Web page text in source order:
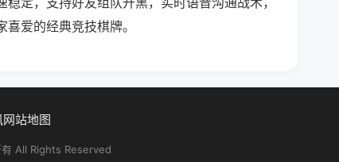
爱的经典竞技棋牌。
网站地图
All Rights Reserved